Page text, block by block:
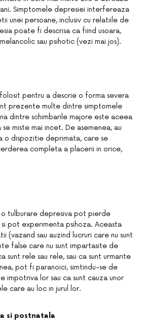
Simptomele depresiei interfereaza
unei persoane, inclusiv cu relatiile de
poate fi descrisa ca fiind usoara,
sau psihotic (vezi mai jos).
pentru a descrie o forma severa
prezente multe dintre simptomele
dintre schimbarile majore este aceea
miste mai incet. De asemenea, au
o dispozitie deprimata, care se
completa a placerii in orice,
o tulburare depresiva pot pierde
pot experimenta psihoza. Aceasta
(vazand sau auzind lucruri care nu sunt
false care nu sunt impartasite de
sunt rele sau rele, sau ca sunt urmarite
pot fi paranoici, simtindu-se de
impotriva lor sau ca sunt cauza unor
care au loc in jurul lor.
si postnatala